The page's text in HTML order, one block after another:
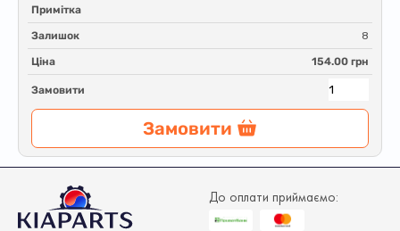
Примітка
Залишок 8
Ціна 154.00 грн
Замовити
Замовити
До оплати приймаємо: